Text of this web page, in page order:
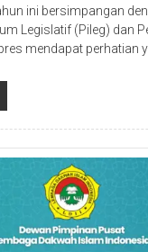
Legislatif (Pileg) dan
mendapat perhatian